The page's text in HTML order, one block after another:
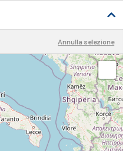
Annulla selezione